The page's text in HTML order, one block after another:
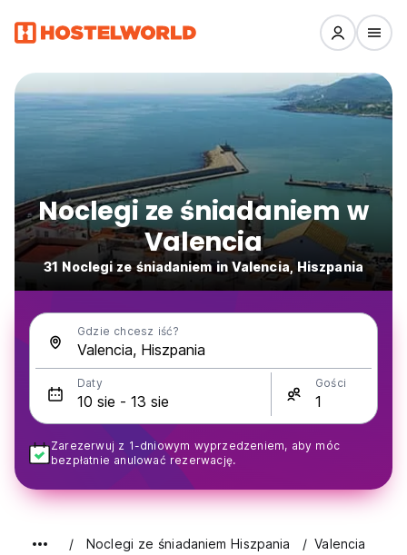
Noclegi ze śniadaniem w
Valencia
31 Noclegi ze śniadaniem in Valencia, Hiszpania
Gdzie chcesz iść?
Daty Gości
Zarezerwuj z 1-dniowym wyprzedzeniem, aby móc
bezpłatnie anulować rezerwację.
Noclegi ze śniadaniem Hiszpania Valencia